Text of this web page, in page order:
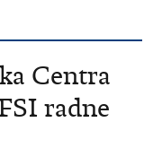
Centra
radne